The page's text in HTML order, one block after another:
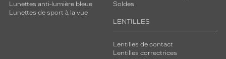
Lunettes anti-lumière bleue
Lunettes de sport à la vue
Soldes
LENTILLES
Lentilles de contact
Lentilles correctrices